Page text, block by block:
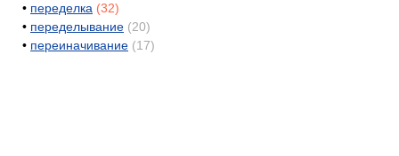
• переделка (32)
• переделывание (20)
• переиначивание (17)